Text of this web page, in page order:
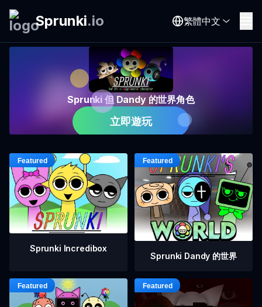
Sprunki.io 繁體中文
Sprunki 但 Dandy 的世界角色
立即遊玩
Sprunki Incredibox
Sprunki Dandy 的世界